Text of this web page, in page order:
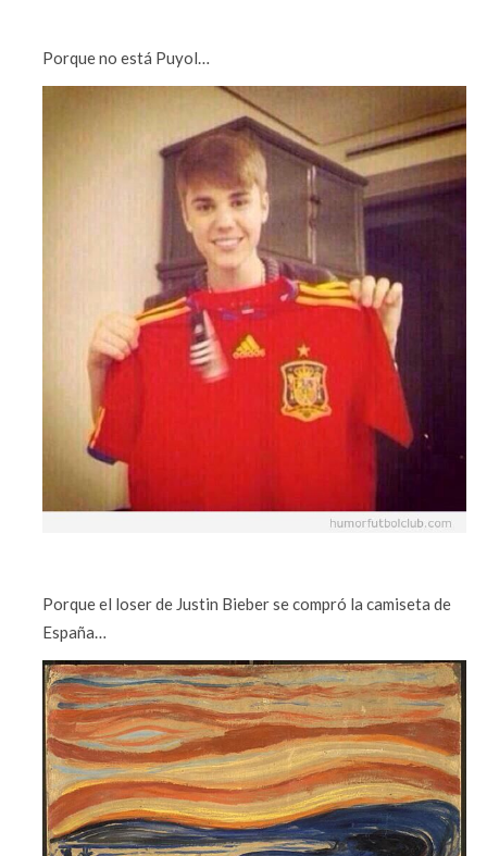
Porque no está Puyol…
Porque el loser de Justin Bieber se compró la camiseta de
España…